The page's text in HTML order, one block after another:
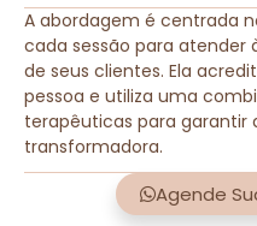
A abordagem é centrada
cada sessão para atender
de seus clientes. Ela
pessoa e utiliza uma
terapêuticas para garantir
transformadora.
Agende